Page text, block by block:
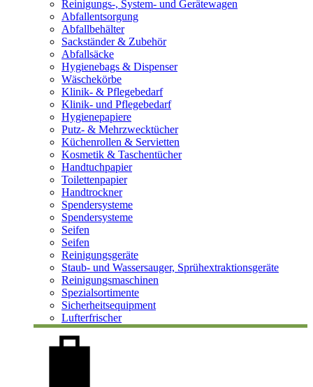
Reinigungs-, System- und Gerätewagen
Abfallentsorgung
Abfallbehälter
Sackständer & Zubehör
Abfallsäcke
Hygienebags & Dispenser
Wäschekörbe
Klinik- & Pflegebedarf
Klinik- und Pflegebedarf
Hygienepapiere
Putz- & Mehrzwecktücher
Küchenrollen & Servietten
Kosmetik & Taschentücher
Handtuchpapier
Toilettenpapier
Handtrockner
Spendersysteme
Spendersysteme
Seifen
Seifen
Reinigungsgeräte
Staub- und Wassersauger, Sprühextraktionsgeräte
Reinigungsmaschinen
Spezialsortimente
Sicherheitsequipment
Lufterfrischer